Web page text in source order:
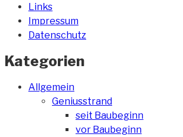
Links
Impressum
Datenschutz
Kategorien
Allgemein
Geniusstrand
seit Baubeginn
vor Baubeginn